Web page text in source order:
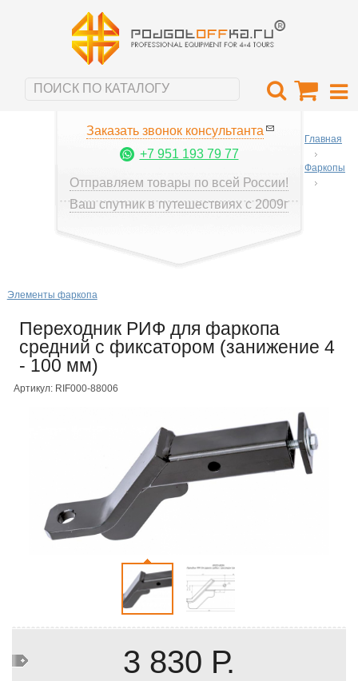
Заказать звонок консультанта
+7 951 193 79 77
Отправляем товары по всей России!
Ваш спутник в путешествиях с 2009г
Главная
Фаркопы
Элементы фаркопа
Переходник РИФ для фаркопа
средний с фиксатором (занижение 4
- 100 мм)
Артикул: RIF000-88006
3 830 Р.